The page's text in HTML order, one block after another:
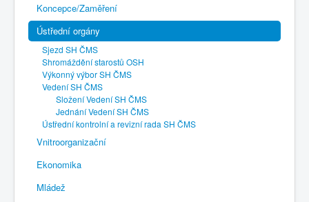
Kalendář akcí
Výhody pro členy
Portál REDENOX
Koncepce/Zaměření
Ústřední orgány
Sjezd SH ČMS
Shromáždění starostů OSH
Výkonný výbor SH ČMS
Vedení SH ČMS
Složení Vedení SH ČMS
Jednání Vedení SH ČMS
Ústřední kontrolní a revizní rada SH ČMS
Vnitroorganizační
Ekonomika
Mládež